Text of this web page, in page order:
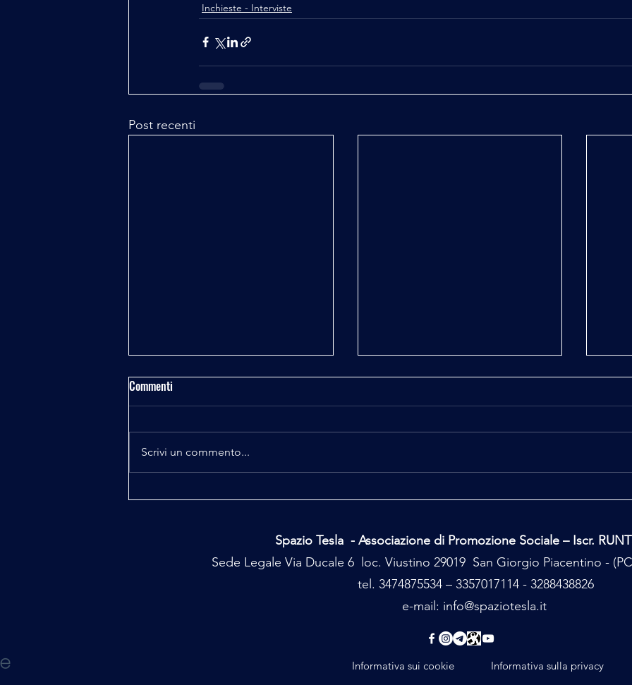
Inchieste - Interviste
Post recenti
Majorana e Pelizza il Codice
Commenti
Scrivi un commento...
Spazio Tesla - Associazione di Promozione Sociale – Iscr.
Sede Legale Via Ducale 6 loc. Viustino 29019 San Giorgio Piacentino -
tel. 3474875534 – 3357017114 - 3288438826
e-mail: info@spaziotesla.it
Informativa sui cookie Informativa sulla privacy